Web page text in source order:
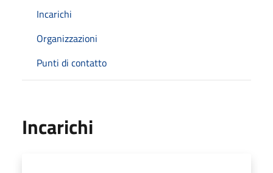
Incarichi
Organizzazioni
Punti di contatto
Incarichi